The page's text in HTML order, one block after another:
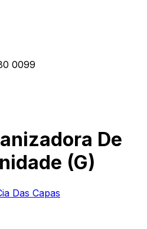
0099
De
(G)
Das Capas